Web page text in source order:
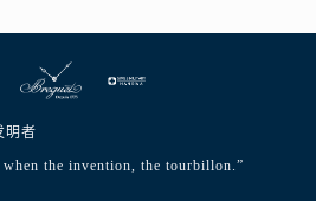
明者
the invention, the tourbillon.”